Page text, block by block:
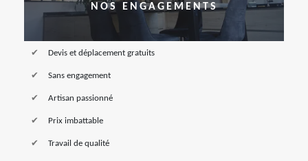
NOS ENGAGEMENTS
Devis et déplacement gratuits
Sans engagement
Artisan passionné
Prix imbattable
Travail de qualité